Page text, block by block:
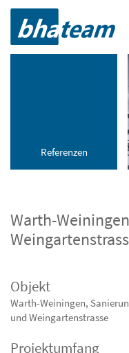
Referenzen
Warth-
Objekt
Warth-Weiningen,
und Weingartenstrasse
Projektumfang